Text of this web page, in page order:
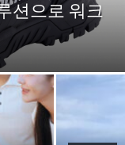
션으로 워크